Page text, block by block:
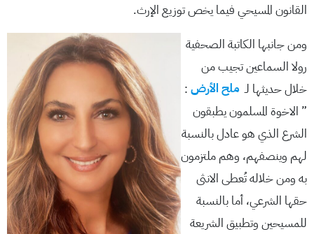
القانون المسيحي فيما يخص توزيع الإرث.
ومن جانبها الكاتبة الصحفية
رولا السماعين تجيب من
خلال حديثها لـ ملح الأرض :
” الاخوة المسلمون يطبقون
الشرع الذي هو عادل بالنسبة
لهم وينصفهم، وهم ملتزمون
به ومن خلاله تُعطى الانثى
حقها الشرعي، أما بالنسبة
للمسيحين وتطبيق الشريعة